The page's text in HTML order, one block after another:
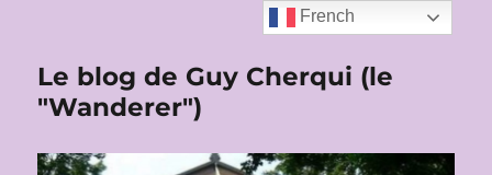
Le blog de Guy Cherqui (le
"Wanderer")
French